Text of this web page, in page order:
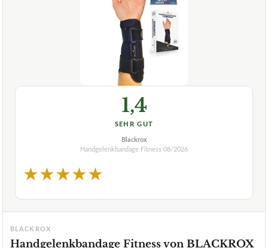
1,4
SEHR GUT
Blackrox
Handgelenkbandage Fitness 08/2026
★★★★★
BLACKROX
Handgelenkbandage Fitness von BLACKROX